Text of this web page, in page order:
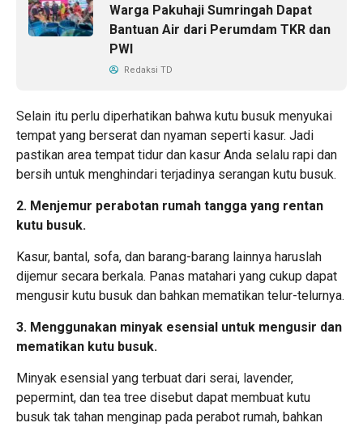
Warga Pakuhaji Sumringah Dapat
Bantuan Air dari Perumdam TKR dan
PWI
Redaksi TD
Selain itu perlu diperhatikan bahwa kutu busuk menyukai
tempat yang berserat dan nyaman seperti kasur. Jadi
pastikan area tempat tidur dan kasur Anda selalu rapi dan
bersih untuk menghindari terjadinya serangan kutu busuk.
2. Menjemur perabotan rumah tangga yang rentan
kutu busuk.
Kasur, bantal, sofa, dan barang-barang lainnya haruslah
dijemur secara berkala. Panas matahari yang cukup dapat
mengusir kutu busuk dan bahkan mematikan telur-telurnya.
3. Menggunakan minyak esensial untuk mengusir dan
mematikan kutu busuk.
Minyak esensial yang terbuat dari serai, lavender,
pepermint, dan tea tree disebut dapat membuat kutu
busuk tak tahan menginap pada perabot rumah, bahkan